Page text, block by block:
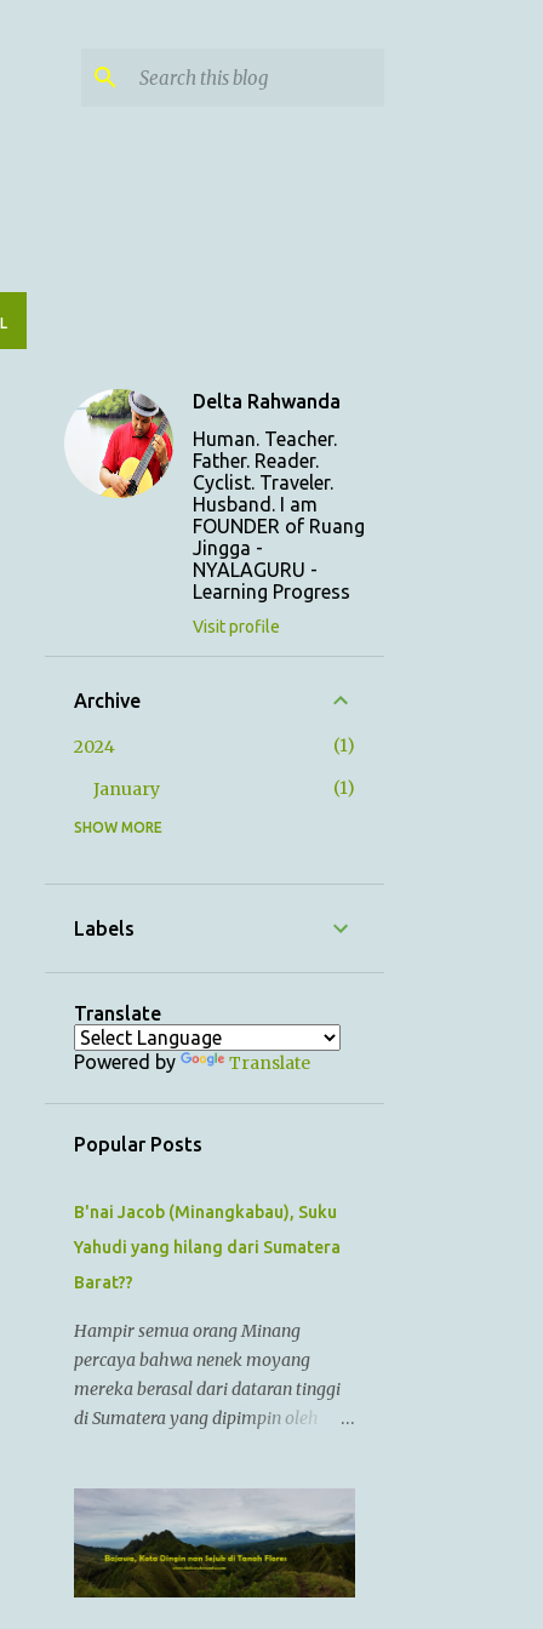
Delta Rahwanda
Human. Teacher.
Father. Reader.
Cyclist. Traveler.
Husband. I am
FOUNDER of Ruang
Jingga -
NYALAGURU -
Learning Progress
Visit profile
Archive
2024
1
January
1
2023
November
September
August
April
March
1
January
2022
12
December
1
October
September
1
August
1
SHOW MORE
Labels
Translate
Powered by Translate
Popular Posts
B'nai Jacob (Minangkabau), Suku
Yahudi yang hilang dari Sumatera
Barat??
Hampir semua orang Minang
percaya bahwa nenek moyang
mereka berasal dari dataran tinggi
di Sumatera yang dipimpin oleh
Sejarah Kristen, raja tersebut hidup
dari zaman 356 SM sampai 323 SM
Dia juga dikenal sebagai Raja
Alexander III dari Macedonia,